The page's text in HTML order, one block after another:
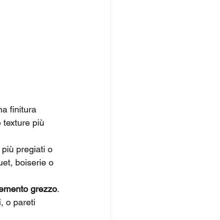
finitura
texture più
più pregiati o
boiserie o
grezzo.
o pareti